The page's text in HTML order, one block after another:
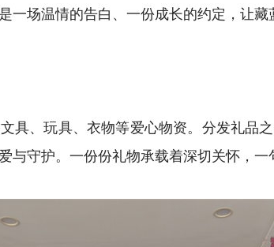
场温情的告白、一份成长的约定，让藏
、玩具、衣物等爱心物资。分发礼品
守护。一份份礼物承载着深切关怀，